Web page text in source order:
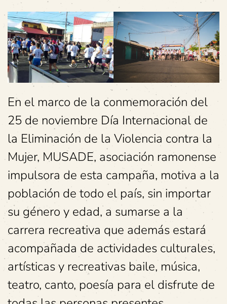
En el marco de la conmemoración del
25 de noviembre Día Internacional de
la Eliminación de la Violencia contra la
Mujer, MUSADE, asociación ramonense
impulsora de esta campaña, motiva a la
población de todo el país, sin importar
su género y edad, a sumarse a la
carrera recreativa que además estará
acompañada de actividades culturales,
artísticas y recreativas baile, música,
teatro, canto, poesía para el disfrute de